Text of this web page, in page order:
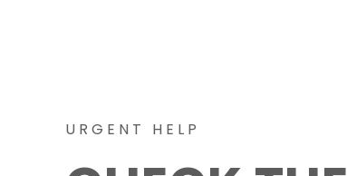
URGENT HELP